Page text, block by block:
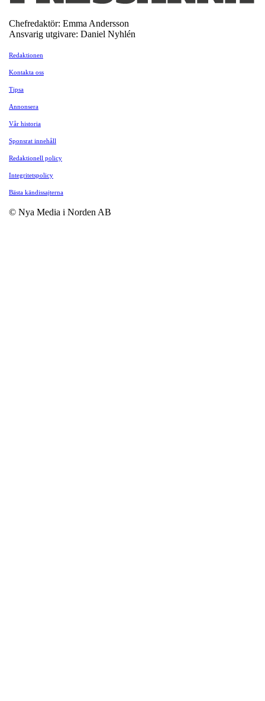
Chefredaktör: Emma Andersson
Ansvarig utgivare: Daniel Nyhlén
Redaktionen
Kontakta oss
Tipsa
Annonsera
Vår historia
Sponsrat innehåll
Redaktionell policy
Integritetspolicy
Bästa kändissajterna
© Nya Media i Norden AB